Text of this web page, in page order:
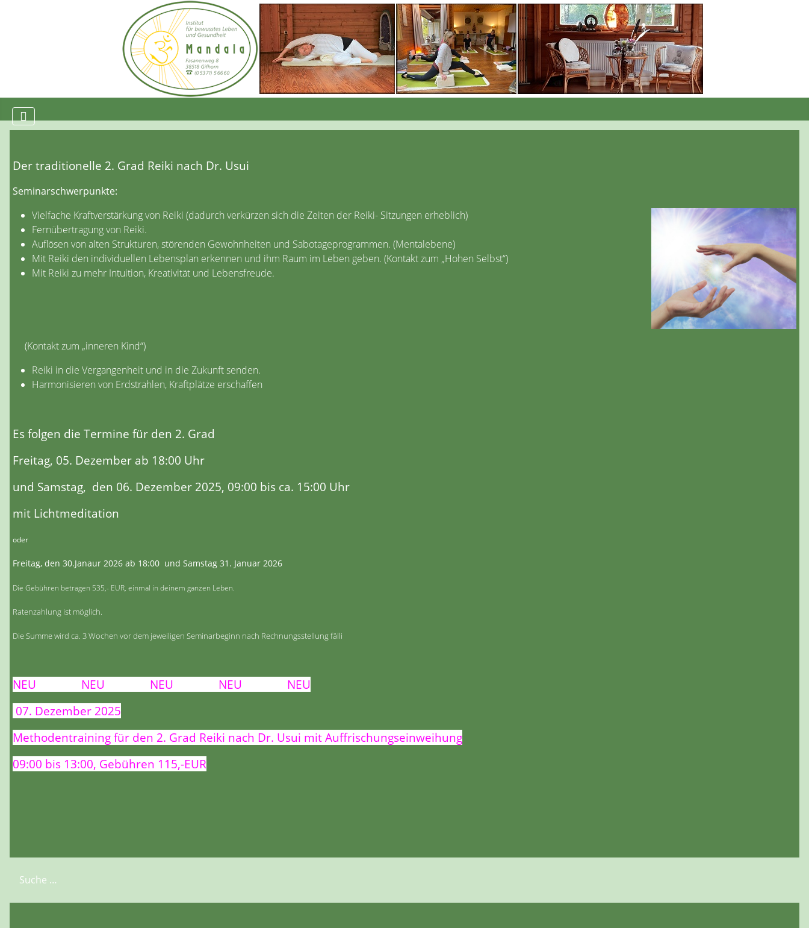
Der traditionelle 2. Grad Reiki nach Dr. Usui
Seminarschwerpunkte:
Vielfache Kraftverstärkung von Reiki (dadurch verkürzen sich die Zeiten der Reiki- Sitzungen erheblich)
Fernübertragung von Reiki.
Auflösen von alten Strukturen, störenden Gewohnheiten und Sabotageprogrammen. (Mentalebene)
Mit Reiki den individuellen Lebensplan erkennen und ihm Raum im Leben geben. (Kontakt zum „Hohen Selbst“)
Mit Reiki zu mehr Intuition, Kreativität und Lebensfreude.
(Kontakt zum „inneren Kind“)
Reiki in die Vergangenheit und in die Zukunft senden.
Harmonisieren von Erdstrahlen, Kraftplätze erschaffen
Es folgen die Termine für den 2. Grad
Freitag, 05. Dezember ab 18:00 Uhr
und Samstag, den 06. Dezember 2025, 09:00 bis ca. 15:00 Uhr
mit Lichtmeditation
oder
Freitag, den 30.Janaur 2026 ab 18:00 und Samstag 31. Januar 2026
Die Gebühren betragen 535,- EUR, einmal in deinem ganzen Leben.
Ratenzahlung ist möglich.
Die Summe wird ca. 3 Wochen vor dem jeweiligen Seminarbeginn nach Rechnungsstellung fälli
NEU NEU NEU NEU NEU
07. Dezember 2025
Methodentraining für den 2. Grad Reiki nach Dr. Usui mit Auffrischungseinweihung
09:00 bis 13:00, Gebühren 115,-EUR
Suchen